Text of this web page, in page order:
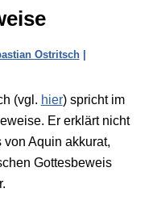
Ostritsch|
(vgl. hier) spricht im
Er erklärt nicht
von Aquin akkurat,
Gottesbeweis